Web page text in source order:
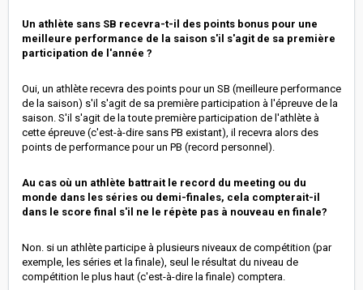
Un athlète sans SB recevra-t-il des points bonus pour une
meilleure performance de la saison s'il s'agit de sa première
participation de l'année ?
Oui, un athlète recevra des points pour un SB (meilleure performance
de la saison) s'il s'agit de sa première participation à l'épreuve de la
saison. S'il s'agit de la toute première participation de l'athlète à
cette épreuve (c'est-à-dire sans PB existant), il recevra alors des
points de performance pour un PB (record personnel).
Au cas où un athlète battrait le record du meeting ou du
monde dans les séries ou demi-finales, cela compterait-il
dans le score final s'il ne le répète pas à nouveau en finale?
Non. si un athlète participe à plusieurs niveaux de compétition (par
exemple, les séries et la finale), seul le résultat du niveau de
compétition le plus haut (c'est-à-dire la finale) comptera.